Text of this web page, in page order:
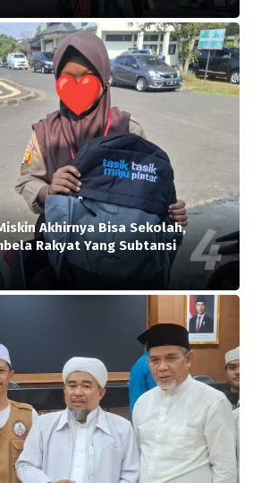
Akhirnya Bisa Sekolah,
Rakyat Yang Subtansi